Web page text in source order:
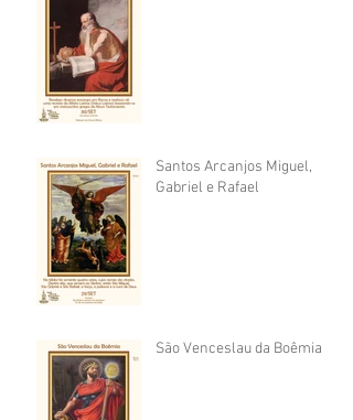
Santos Arcanjos Miguel,
Gabriel e Rafael
São Venceslau da Boêmia